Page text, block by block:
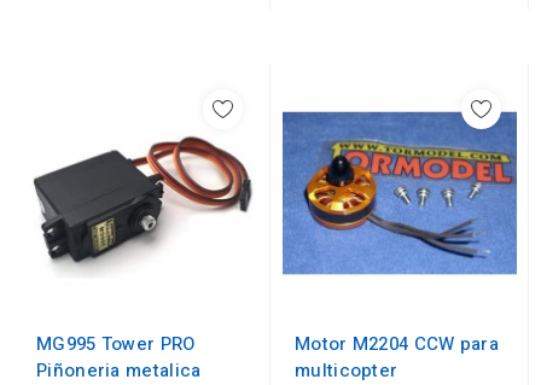
MG995 Tower PRO
Piñoneria metalica
Motor M2204 CCW para
multicopter